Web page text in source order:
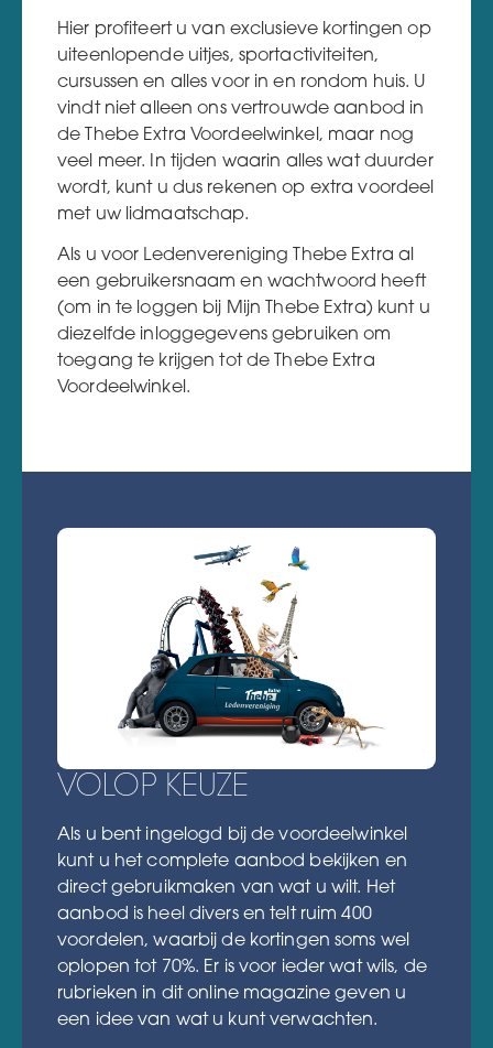
Hier profiteert u van exclusieve kortingen op
uiteenlopende uitjes, sportactiviteiten,
cursussen en alles voor in en rondom huis. U
vindt niet alleen ons vertrouwde aanbod in
de Thebe Extra Voordeelwinkel, maar nog
veel meer. In tijden waarin alles wat duurder
wordt, kunt u dus rekenen op extra voordeel
met uw lidmaatschap.
Als u voor Ledenvereniging Thebe Extra al
een gebruikersnaam en wachtwoord heeft
(om in te loggen bij Mijn Thebe Extra) kunt u
diezelfde inloggegevens gebruiken om
toegang te krijgen tot de Thebe Extra
Voordeelwinkel.
VOLOP KEUZE
Als u bent ingelogd bij de voordeelwinkel
kunt u het complete aanbod bekijken en
direct gebruikmaken van wat u wilt. Het
aanbod is heel divers en telt ruim 400
voordelen, waarbij de kortingen soms wel
oplopen tot 70%. Er is voor ieder wat wils, de
rubrieken in dit online magazine geven u
een idee van wat u kunt verwachten.